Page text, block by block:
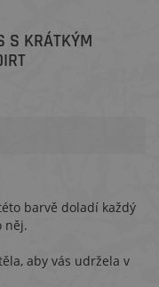
S KRÁTKÝM
barvě doladí každý
něj.
aby vás udržela v